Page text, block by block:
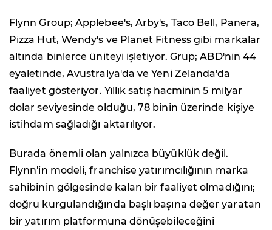
Flynn Group; Applebee's, Arby's, Taco Bell, Panera,
Pizza Hut, Wendy's ve Planet Fitness gibi markalar
altında binlerce üniteyi işletiyor. Grup; ABD'nin 44
eyaletinde, Avustralya'da ve Yeni Zelanda'da
faaliyet gösteriyor. Yıllık satış hacminin 5 milyar
dolar seviyesinde olduğu, 78 binin üzerinde kişiye
istihdam sağladığı aktarılıyor.
Burada önemli olan yalnızca büyüklük değil.
Flynn'in modeli, franchise yatırımcılığının marka
sahibinin gölgesinde kalan bir faaliyet olmadığını;
doğru kurgulandığında başlı başına değer yaratan
bir yatırım platformuna dönüşebileceğini